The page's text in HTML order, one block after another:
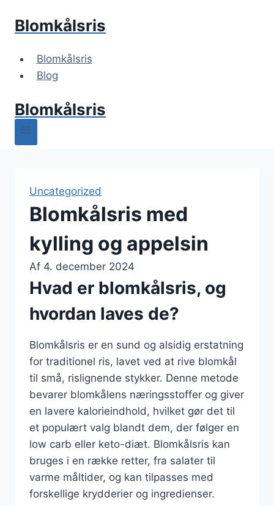
Blomkålsris
Blomkålsris
Blog
Blomkålsris
Uncategorized
Blomkålsris med
kylling og appelsin
Af 4. december 2024
Hvad er blomkålsris, og
hvordan laves de?
Blomkålsris er en sund og alsidig erstatning
for traditionel ris, lavet ved at rive blomkål
til små, rislignende stykker. Denne metode
bevarer blomkålens næringsstoffer og giver
en lavere kalorieindhold, hvilket gør det til
et populært valg blandt dem, der følger en
low carb eller keto-diæt. Blomkålsris kan
bruges i en række retter, fra salater til
varme måltider, og kan tilpasses med
forskellige krydderier og ingredienser.